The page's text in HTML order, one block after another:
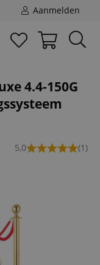
Aanmelden
4.4-150G
5,0 (1)